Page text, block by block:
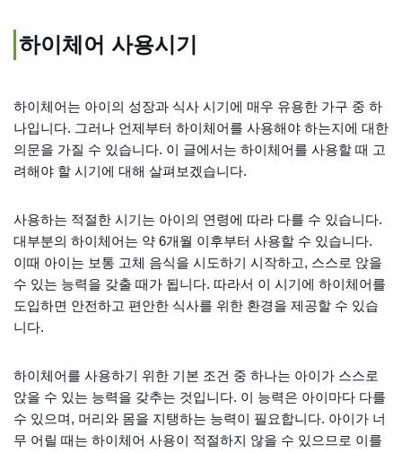
하이체어 사용시기
하이체어는 아이의 성장과 식사 시기에 매우 유용한 가구 중 하
나입니다. 그러나 언제부터 하이체어를 사용해야 하는지에 대한
의문을 가질 수 있습니다. 이 글에서는 하이체어를 사용할 때 고
려해야 할 시기에 대해 살펴보겠습니다.
사용하는 적절한 시기는 아이의 연령에 따라 다를 수 있습니다.
대부분의 하이체어는 약 6개월 이후부터 사용할 수 있습니다.
이때 아이는 보통 고체 음식을 시도하기 시작하고, 스스로 앉을
수 있는 능력을 갖출 때가 됩니다. 따라서 이 시기에 하이체어를
도입하면 안전하고 편안한 식사를 위한 환경을 제공할 수 있습
니다.
하이체어를 사용하기 위한 기본 조건 중 하나는 아이가 스스로
앉을 수 있는 능력을 갖추는 것입니다. 이 능력은 아이마다 다를
수 있으며, 머리와 몸을 지탱하는 능력이 필요합니다. 아이가 너
무 어릴 때는 하이체어 사용이 적절하지 않을 수 있으므로 이를